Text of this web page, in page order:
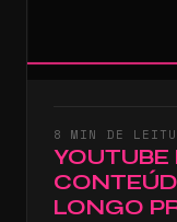
8 MIN DE
YOUTUBE
LONGO